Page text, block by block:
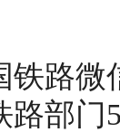
铁路
路部门